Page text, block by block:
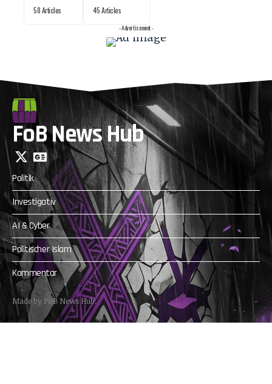
58 Articles 45 Articles
- Advertisement -
FoB News Hub
Politik
Investigativ
AI & Cyber
Politischer Islam
Kommentar
Made by FoB News Hub.